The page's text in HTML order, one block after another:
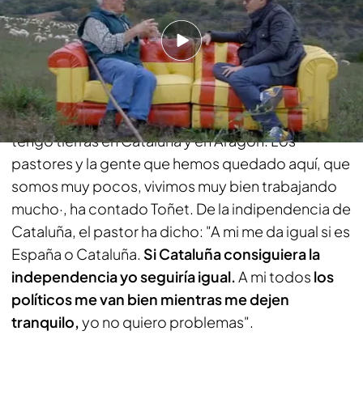
Compartir
Toñet Lo Llarc es el mejor pastor de Puente de
Montañana, en Huesca."Yo soy de Aragón, pero
tengo tierras en Cataluña y en Aragón. Los
pastores y la gente que hemos quedado aquí, que
somos muy pocos, vivimos muy bien trabajando
mucho·, ha contado Toñet. De la indipendencia de
Cataluña, el pastor ha dicho: "A mi me da igual si es
España o Cataluña. Si Cataluña consiguiera la
independencia yo seguiría igual.A mi todos los
políticos me van bien mientras me dejen
tranquilo,yo no quiero problemas".